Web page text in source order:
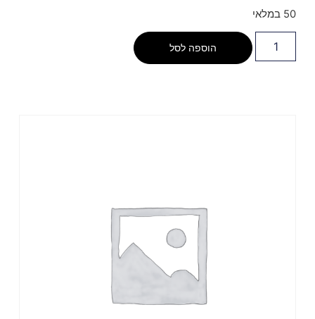
50 במלאי
הוספה לסל